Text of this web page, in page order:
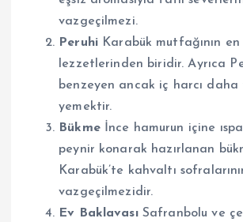
vazgeçilmezi.
PeruhiKarabük mutfağının en
lezzetlerinden biridir. Ayrıca
benzeyen ancak iç harcı
yemektir.
Bükmeİnce hamurun içine
peynir konarak hazırlanan
Karabük’te kahvaltı
vazgeçilmezidir.
Ev BaklavasıSafranbolu ve